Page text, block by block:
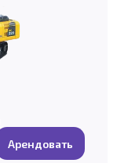
Арендовать